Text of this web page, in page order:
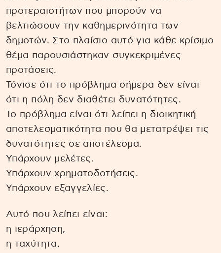
προτεραιοτήτων που μπορούν να
βελτιώσουν την καθημερινότητα των
δημοτών. Στο πλαίσιο αυτό για κάθε κρίσιμο
θέμα παρουσιάστηκαν συγκεκριμένες
προτάσεις.
Τόνισε ότι το πρόβλημα σήμερα δεν είναι
ότι η πόλη δεν διαθέτει δυνατότητες.
Το πρόβλημα είναι ότι λείπει η διοικητική
αποτελεσματικότητα που θα μετατρέψει τις
δυνατότητες σε αποτέλεσμα.
Υπάρχουν μελέτες.
Υπάρχουν χρηματοδοτήσεις.
Υπάρχουν εξαγγελίες.
Αυτό που λείπει είναι:
η ιεράρχηση,
η ταχύτητα,